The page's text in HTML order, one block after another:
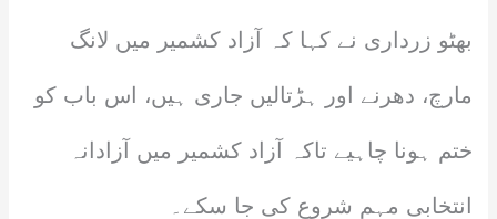
بھٹو زرداری نے کہا کہ آزاد کشمیر میں لانگ
مارچ، دھرنے اور ہڑتالیں جاری ہیں، اس باب کو
ختم ہونا چاہیے تاکہ آزاد کشمیر میں آزادانہ
انتخابی مہم شروع کی جا سکے۔